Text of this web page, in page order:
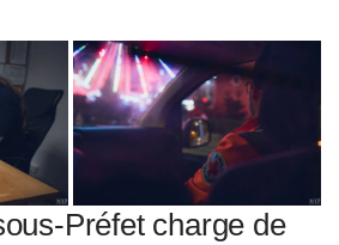
Préfet charge de